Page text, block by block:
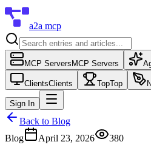
a2a mcp
MCP Servers MCP Servers
ClientsClients TopTop
Sign In
Back to Blog
Blog
April 23, 2026 380